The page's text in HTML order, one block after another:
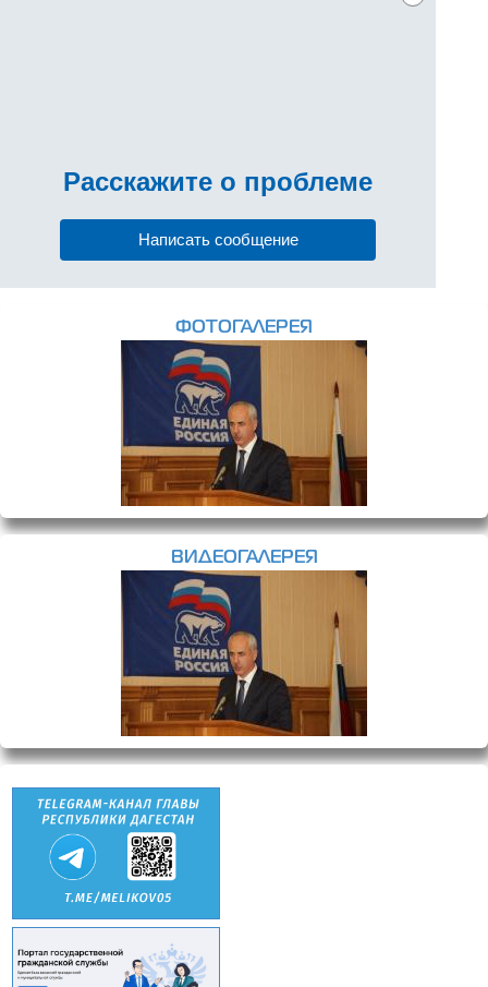
Расскажите о проблеме
Написать сообщение
ФОТОГАЛЕРЕЯ
ВИДЕОГАЛЕРЕЯ